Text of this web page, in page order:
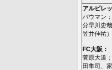
アルビレ
バウマン ；
分早川史哉
笠井佳祐
FC大阪 ：
菅原大道 ；
田隼司